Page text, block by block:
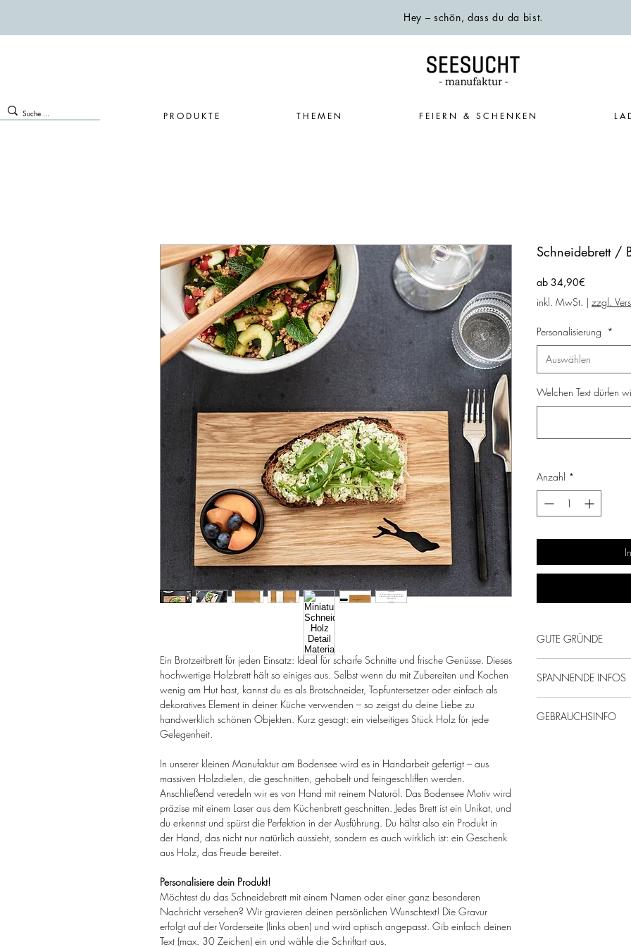
Hey – schön, dass du da bist.
PRODUKTE THEMEN FEIERN & SCHENKEN
Ein Brotzeitbrett für jeden Einsatz: Ideal für scharfe Schnitte und frische Genüsse. Dieses
hochwertige Holzbrett hält so einiges aus. Selbst wenn du mit Zubereiten und Kochen
wenig am Hut hast, kannst du es als Brotschneider, Topfuntersetzer oder einfach als
dekoratives Element in deiner Küche verwenden – so zeigst du deine Liebe zu
handwerklich schönen Objekten. Kurz gesagt: ein vielseitiges Stück Holz für jede
Gelegenheit.
In unserer kleinen Manufaktur am Bodensee wird es in Handarbeit gefertigt – aus
massiven Holzdielen, die geschnitten, gehobelt und feingeschliffen werden.
Anschließend veredeln wir es von Hand mit reinem Naturöl. Das Bodensee Motiv wird
präzise mit einem Laser aus dem Küchenbrett geschnitten. Jedes Brett ist ein Unikat, und
du erkennst und spürst die Perfektion in der Ausführung. Du hältst also ein Produkt in
der Hand, das nicht nur natürlich aussieht, sondern es auch wirklich ist: ein Geschenk
aus Holz, das Freude bereitet.
Personalisiere dein Produkt!
Möchtest du das Schneidebrett mit einem Namen oder einer ganz besonderen
Nachricht versehen? Wir gravieren deinen persönlichen Wunschtext! Die Gravur
erfolgt auf der Vorderseite (links oben) und wird optisch angepasst. Gib einfach deinen
Text (max. 30 Zeichen) ein und wähle die Schriftart aus.
Schneidebrett /
ab 34,90€
Preis
inkl. MwSt. | zzgl.
Personalisierung *
Auswählen
Welchen Text dürfen
Anzahl *
GUTE GRÜNDE
Potential zum
Gute Laune &
Personalisierung
SPANNENDE INFOS
Maße: ca. 27 x
GEBRAUCHSINFO